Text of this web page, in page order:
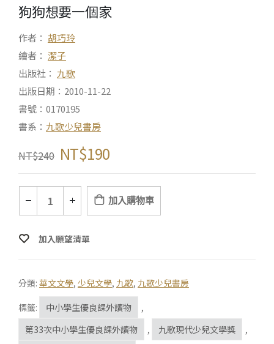
狗狗想要一個家
作者： 胡巧玲
繪者： 潔子
出版社： 九歌
出版日期：2010-11-22
書號：0170195
書系： 九歌少兒書房
NT$240 NT$190
加入購物車
加入願望清單
分類: 華文文學, 少兒文學, 九歌, 九歌少兒書房
標籤:
中小學生優良課外讀物
,
第33次中小學生優良課外讀物
, 九歌現代少兒文學獎
,